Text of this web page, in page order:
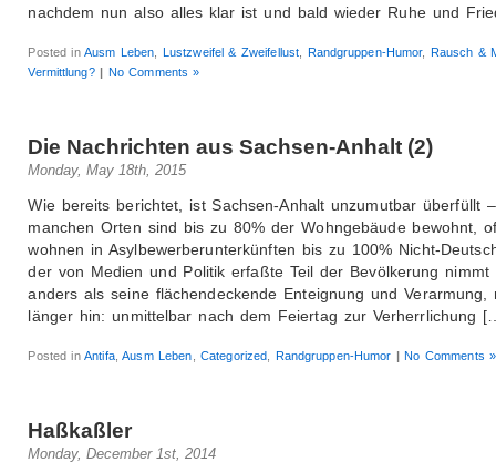
nachdem nun also alles klar ist und bald wieder Ruhe und
Posted inAusm Leben Lustzweifel & Zweifellust Randgruppen-Humor, Rausch &
Vermittlung? | No Comments »
Die Nachrichten aus Sachsen-Anhalt (2)
Monday, May 18th, 2015
Wie bereits berichtet, ist Sachsen-Anhalt unzumutbar überfüllt
manchen Orten sind bis zu 80% der Wohngebäude bewohnt,
wohnen in Asylbewerberunterkünften bis zu 100% Nicht-
der von Medien und Politik erfaßte Teil der Bevölkerung nimmt
anders als seine flächendeckende Enteignung und Verarmung,
länger hin: unmittelbar nach dem Feiertag zur Verherrlichung
Posted inAntifa,Ausm Leben ,Categorized Randgruppen-Humor | No Comments »
Haßkaßler
Monday, December 1st, 2014